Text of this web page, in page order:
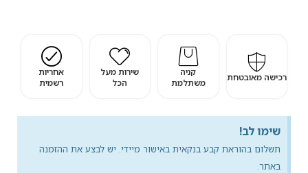
רכישה מאובטחת
קניה
משתלמת
שירות מעל
הכל
אחריות
רשמית
שימו לב!
תשלום בהוראת קבע בנקאית באישור מיידי. יש לבצע את ההזמנה
באתר.